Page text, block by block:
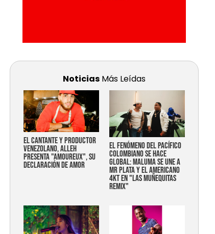
Noticias Más Leídas
EL CANTANTE Y PRODUCTOR
VENEZOLANO, ALLEH
PRESENTA "AMOUREUX", SU
DECLARACIÓN DE AMOR
EL FENÓMENO DEL PACÍFICO
COLOMBIANO SE HACE
GLOBAL: MALUMA SE UNE A
MR PLATA Y EL AMERICANO
4KT EN "LAS MUÑEQUITAS
REMIX"